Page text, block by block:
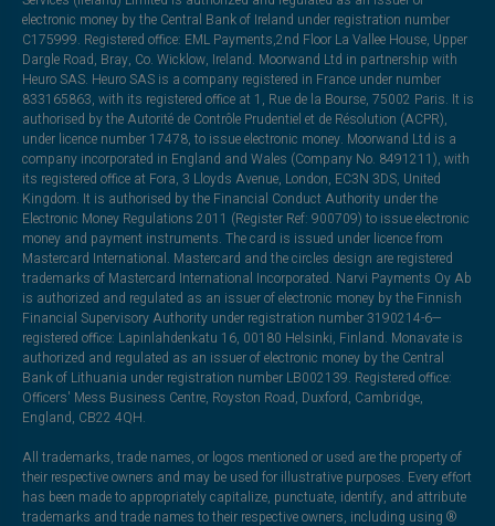
electronic money by the Central Bank of Ireland under registration number
C175999. Registered office: EML Payments,2nd Floor La Vallee House, Upper
Dargle Road, Bray, Co. Wicklow, Ireland. Moorwand Ltd in partnership with
Heuro SAS. Heuro SAS is a company registered in France under number
833165863, with its registered office at 1, Rue de la Bourse, 75002 Paris. It is
authorised by the Autorité de Contrôle Prudentiel et de Résolution (ACPR),
under licence number 17478, to issue electronic money. Moorwand Ltd is a
company incorporated in England and Wales (Company No. 8491211), with
its registered office at Fora, 3 Lloyds Avenue, London, EC3N 3DS, United
Kingdom. It is authorised by the Financial Conduct Authority under the
Electronic Money Regulations 2011 (Register Ref: 900709) to issue electronic
money and payment instruments. The card is issued under licence from
Mastercard International. Mastercard and the circles design are registered
trademarks of Mastercard International Incorporated. Narvi Payments Oy Ab
is authorized and regulated as an issuer of electronic money by the Finnish
Financial Supervisory Authority under registration number 3190214-6—
registered office: Lapinlahdenkatu 16, 00180 Helsinki, Finland. Monavate is
authorized and regulated as an issuer of electronic money by the Central
Bank of Lithuania under registration number LB002139. Registered office:
Officers' Mess Business Centre, Royston Road, Duxford, Cambridge,
England, CB22 4QH.
All trademarks, trade names, or logos mentioned or used are the property of
their respective owners and may be used for illustrative purposes. Every effort
has been made to appropriately capitalize, punctuate, identify, and attribute
trademarks and trade names to their respective owners, including using ®